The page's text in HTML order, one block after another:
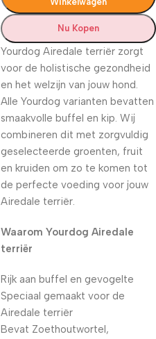
Nu Kopen
Yourdog Airedale terriër zorgt
voor de holistische gezondheid
en het welzijn van jouw hond.
Alle Yourdog varianten bevatten
smaakvolle buffel en kip. Wij
combineren dit met zorgvuldig
geselecteerde groenten, fruit
en kruiden om zo te komen tot
de perfecte voeding voor jouw
Airedale terriër.
Waarom Yourdog Airedale
terriër
Rijk aan buffel en gevogelte
Speciaal gemaakt voor de
Airedale terriër
Bevat Zoethoutwortel,